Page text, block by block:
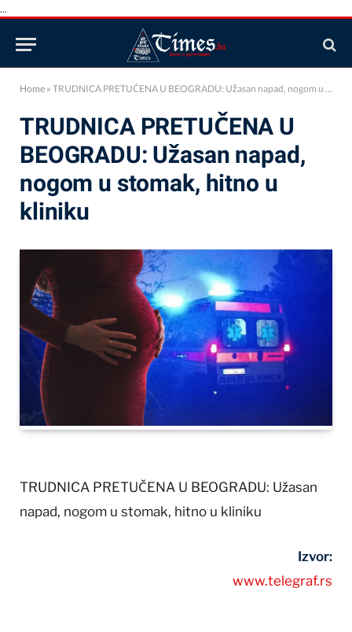
...
Home » TRUDNICA PRETUČENA U BEOGRADU: Užasan napad, nogom u stomak, hitno u kliniku
TRUDNICA PRETUČENA U
BEOGRADU: Užasan napad,
nogom u stomak, hitno u
kliniku
TRUDNICA PRETUČENA U BEOGRADU: Užasan
napad, nogom u stomak, hitno u kliniku
Izvor:
www.telegraf.rs